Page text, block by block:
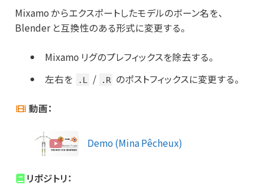
Mixamo からエクスポートしたモデルのボーン名を、
Blender と互換性のある形式に変更する。
Mixamo リグのプレフィックスを除去する。
左右を
.L / .R のポストフィックスに変更する。
動画：
Demo (Mina Pêcheux)
リポジトリ：